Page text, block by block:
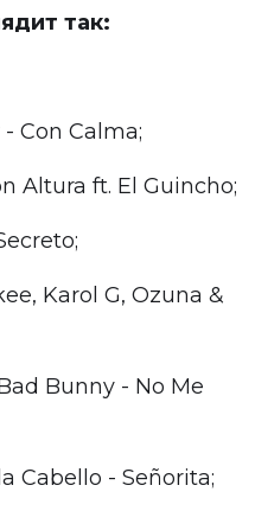
так:
Con Calma;
Altura ft. El Guincho;
Karol G, Ozuna &
Bunny - No Me
Cabello - Señorita;